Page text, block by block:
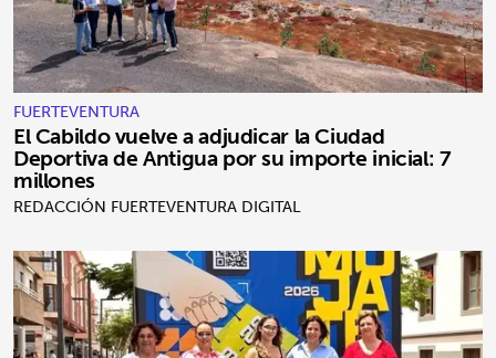
FUERTEVENTURA
El Cabildo vuelve a adjudicar la Ciudad
Deportiva de Antigua por su importe inicial: 7
millones
REDACCIÓN FUERTEVENTURA DIGITAL